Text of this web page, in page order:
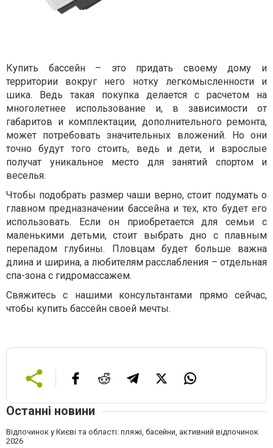
Купить бассейн – это придать своему дому и
территории вокруг него нотку легкомысленности и
шика. Ведь такая покупка делается с расчетом на
многолетнее использование и, в зависимости от
габаритов и комплектации, дополнительного ремонта,
может потребовать значительных вложений. Но они
точно будут того стоить, ведь и дети, и взрослые
получат уникальное место для занятий спортом и
веселья.
Чтобы подобрать размер чаши верно, стоит подумать о
главном предназначении бассейна и тех, кто будет его
использовать. Если он приобретается для семьи с
маленькими детьми, стоит выбрать дно с плавным
перепадом глубины. Пловцам будет больше важна
длина и ширина, а любителям расслабления – отдельная
спа-зона с гидромассажем.
Свяжитесь с нашими консультантами прямо сейчас,
чтобы купить бассейн своей мечты.
Останні новини
Відпочинок у Києві та області: пляжі, басейни, активний відпочинок
2026